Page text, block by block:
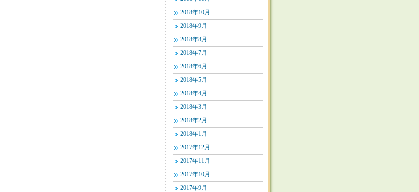
2018年10月
2018年9月
2018年8月
2018年7月
2018年6月
2018年5月
2018年4月
2018年3月
2018年2月
2018年1月
2017年12月
2017年11月
2017年10月
2017年9月